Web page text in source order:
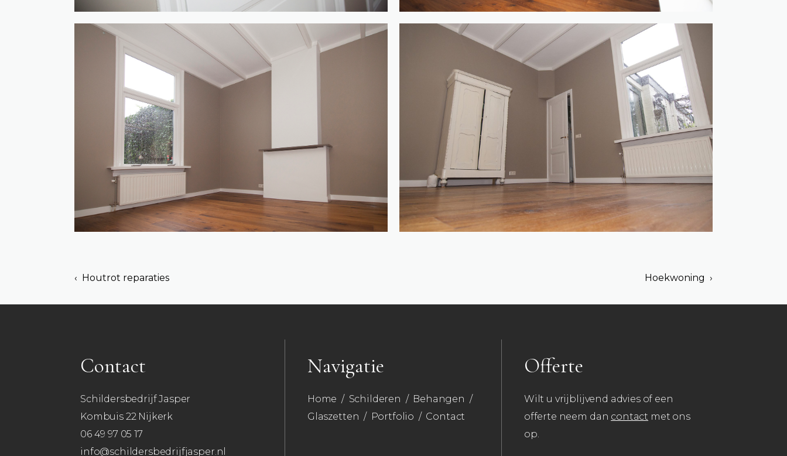
‹ Houtrot reparaties Hoekwoning ›
Contact
Schildersbedrijf Jasper
Kombuis 22 Nijkerk
06 49 97 05 17
info@schildersbedrijfjasper.nl
Navigatie
Home / Schilderen / Behangen /
Glaszetten / Portfolio / Contact
Offerte
Wilt u vrijblijvend advies of een
offerte neem dan contact met ons
op.